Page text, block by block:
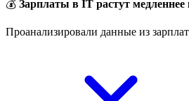
💰 Зарплаты в IT растут
Проанализировали данные из